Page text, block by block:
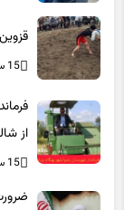
15 ساعت پیش
از
15 ساعت پیش